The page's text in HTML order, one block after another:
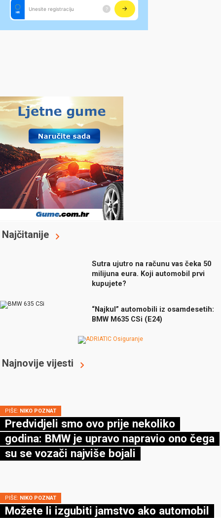
Najčitanije
Sutra ujutro na računu vas čeka 50
milijuna eura. Koji automobil prvi
kupujete?
“Najkul” automobili iz osamdesetih:
BMW M635 CSi (E24)
Najnovije vijesti
PIŠE: NIKO POZNAT
Predvidjeli smo ovo prije nekoliko
godina: BMW je upravo napravio ono čega
su se vozači najviše bojali
PIŠE: NIKO POZNAT
Možete li izgubiti jamstvo ako automobil